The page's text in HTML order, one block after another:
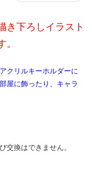
き下ろしイラスト
クリルキーホルダーに
屋に飾ったり、キャラ
交換はできません。